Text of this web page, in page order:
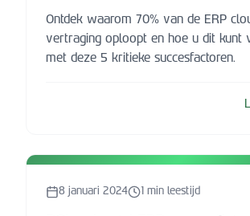
Ontdek waarom 70% van de ERP
vertraging oploopt en hoe u dit kunt
met deze 5 kritieke succesfactoren.
8 januari 2024 1 min leestijd